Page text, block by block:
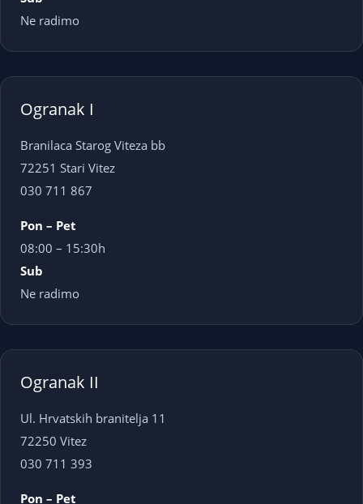
Ne radimo
Ogranak I
Branilaca Starog Viteza bb
72251 Stari Vitez
030 711 867
Pon – Pet
08:00 – 15:30h
Sub
Ne radimo
Ogranak II
Ul. Hrvatskih branitelja 11
72250 Vitez
030 711 393
Pon – Pet